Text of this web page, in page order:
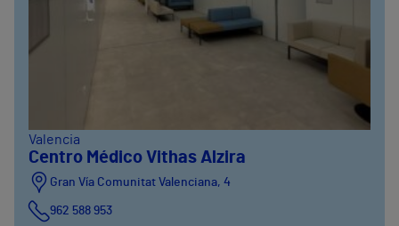
Valencia
Centro Médico Vithas Alzira
Gran Vía Comunitat Valenciana, 4
962 588 953